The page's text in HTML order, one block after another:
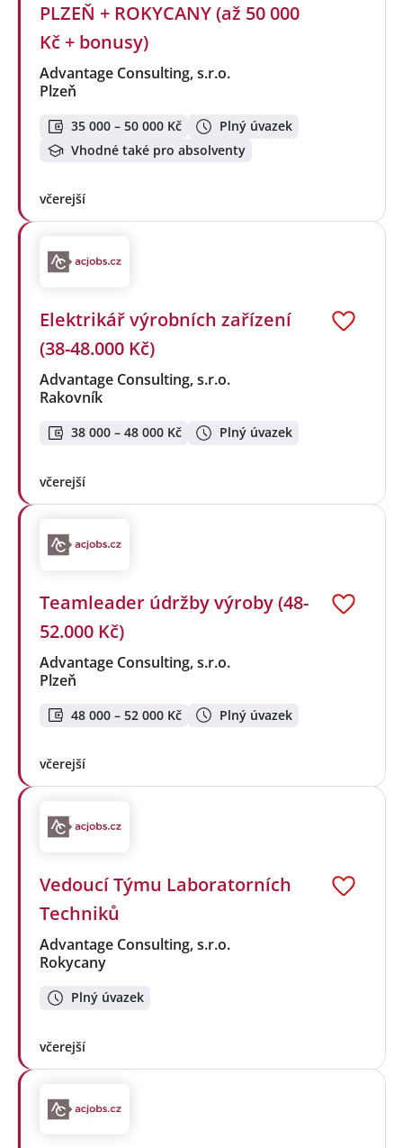
PLZEŇ + ROKYCANY (až 50 000
Kč + bonusy)
Advantage Consulting, s.r.o.
Plzeň
35 000 – 50 000 Kč
Plný úvazek
Vhodné také pro absolventy
včerejší
Elektrikář výrobních zařízení
(38-48.000 Kč)
Advantage Consulting, s.r.o.
Rakovník
38 000 – 48 000 Kč Plný úvazek
včerejší
Teamleader údržby výroby (48-
52.000 Kč)
Advantage Consulting, s.r.o.
Plzeň
48 000 – 52 000 Kč Plný úvazek
včerejší
Vedoucí Týmu Laboratorních
Techniků
Advantage Consulting, s.r.o.
Rokycany
Plný úvazek
včerejší